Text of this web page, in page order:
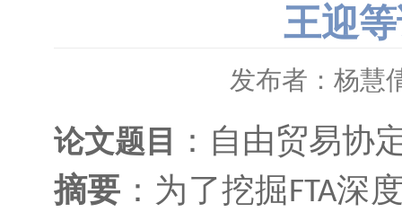
王迎
发布者：杨慧
论文题目
：自由贸易协
摘要 ：为了挖掘FTA深